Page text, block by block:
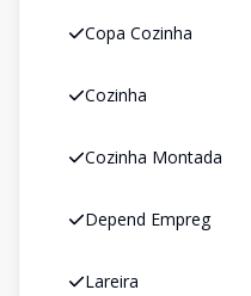
Copa Cozinha
Cozinha
Cozinha Montada
Depend Empreg
Lareira